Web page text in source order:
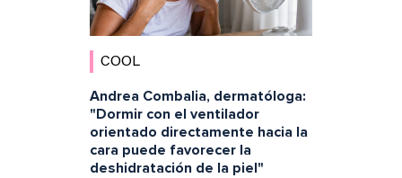
COOL
Andrea Combalia, dermatóloga:
"Dormir con el ventilador
orientado directamente hacia la
cara puede favorecer la
deshidratación de la piel"